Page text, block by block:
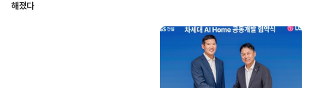
해졌다